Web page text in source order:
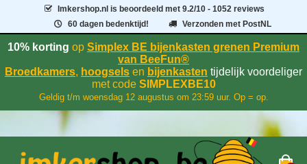
Imkershop.nl is beoordeeld met9.2/10 - 1052 reviews
60 dagen bedenktijd!
Verzonden met PostNL
10% korting op Simplex BE bijenkasten grenen Premium
van BeeFun®
Broedkamers, hoogsels en bijenkasten tijdelijk voordeliger
met codeSIMPLEXBE10
Geldig t/m woensdag 12 augustus om 23:59 uur. Op = op.